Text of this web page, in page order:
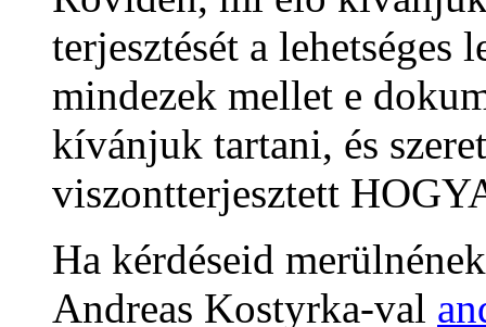
terjesztését a
mindezek mellet e
kívánjuk tartani, és
viszontterjesztett
Ha kérdéseid
Andreas Kostyrka-val